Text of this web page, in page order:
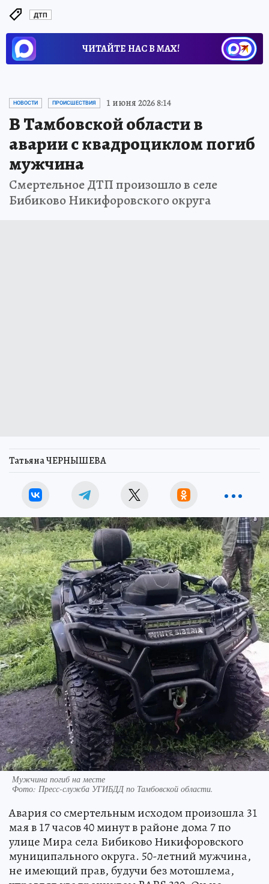
ДТП
ЧИТАЙТЕ НАС В МАХ!
НОВОСТИ ПРОИСШЕСТВИЯ 1 июня 2026 8:14
В Тамбовской области в
аварии с квадроциклом погиб
мужчина
Смертельное ДТП произошло в селе
Бибиково Никифоровского округа
Татьяна ЧЕРНЫШЕВА
Мужчина погиб на месте
Фото: Пресс-служба УГИБДД по Тамбовской области.
Авария со смертельным исходом произошла 31
мая в 17 часов 40 минут в районе дома 7 по
улице Мира села Бибиково Никифоровского
муниципального округа. 50-летний мужчина,
не имеющий прав, будучи без мотошлема,